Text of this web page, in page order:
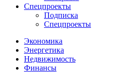
Спецпроекты
Подписка
Спецпроекты
Экономика
Энергетика
Недвижимость
Финансы